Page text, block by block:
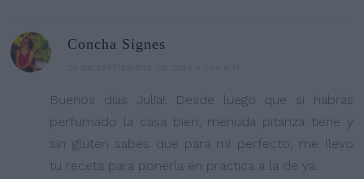
Concha Signes
Buenos días Julia!. Desde luego que si habrás
perfumado la casa bien, menuda pitanza tiene y
sin gluten sabes que para mi perfecto, me llevo
tu receta para ponerla en practica a la de ya.